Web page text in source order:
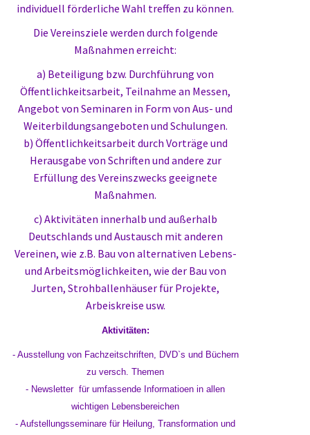
individuell förderliche Wahl treffen zu können.
Die Vereinsziele werden durch folgende
Maßnahmen erreicht:
a) Beteiligung bzw. Durchführung von
Öffentlichkeitsarbeit, Teilnahme an Messen,
Angebot von Seminaren in Form von Aus- und
Weiterbildungsangeboten und Schulungen.
b) Öffentlichkeitsarbeit durch Vorträge und
Herausgabe von Schriften und andere zur
Erfüllung des Vereinszwecks geeignete
Maßnahmen.
c) Aktivitäten innerhalb und außerhalb
Deutschlands und Austausch mit anderen
Vereinen, wie z.B. Bau von alternativen Lebens-
und Arbeitsmöglichkeiten, wie der Bau von
Jurten, Strohballenhäuser für Projekte,
Arbeiskreise usw.
Aktivitäten:
- Ausstellung von Fachzeitschriften, DVD`s und Büchern
zu versch. Themen
- Newsletter für umfassende Informatioen in allen
wichtigen Lebensbereichen
- Aufstellungsseminare für Heilung, Transformation und